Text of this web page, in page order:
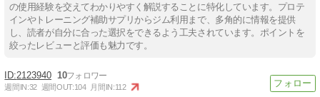
の使用経験を交えてわかりやすく解説することに特化しています。プロテ
インやトレーニング補助サプリからジム利用まで、多角的に情報を提供
し、読者が自分に合った選択をできるよう工夫されています。ポイントを
絞ったレビューと評価も魅力です。
2123940 10
週間IN:32 週間OUT:104 月間IN:112